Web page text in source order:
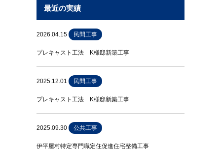
最近の実績
2026.04.15 民間工事
プレキャスト工法 K様邸新築工事
2025.12.01 民間工事
プレキャスト工法 K様邸新築工事
2025.09.30 公共工事
伊平屋村特定専門職定住促進住宅整備工事